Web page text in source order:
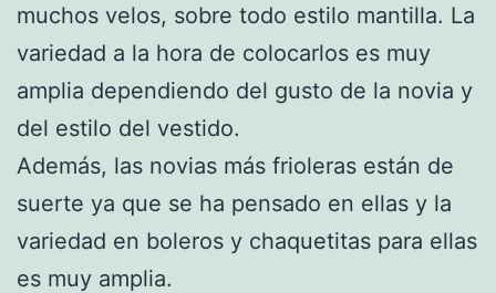
muchos velos, sobre todo estilo mantilla. La
variedad a la hora de colocarlos es muy
amplia dependiendo del gusto de la novia y
del estilo del vestido.
Además, las novias más frioleras están de
suerte ya que se ha pensado en ellas y la
variedad en boleros y chaquetitas para ellas
es muy amplia.